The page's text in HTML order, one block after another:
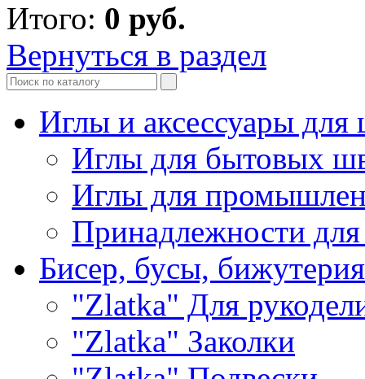
Итого: 0 руб.
Вернуться в раздел
Иглы и аксессуары
Иглы для бытовых
Иглы для
Принадлежности
Бисер, бусы, бижутерия
"Zlatka" Для
"Zlatka" Заколки